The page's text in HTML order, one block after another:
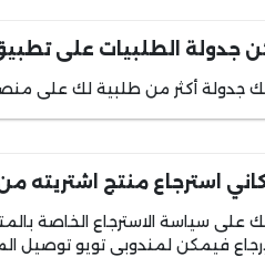
جدولة الطلبيات على
جدولة أكثر من طلبية لك على
استرجاع منتج اشتريته
على سياسة الاسترجاع الخاصة
فيمكن لمندوبي تويو توصيل